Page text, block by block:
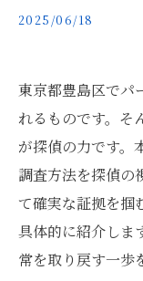
2025/06/18
東京都豊島区でパ
れるものです。そ
が探偵の力です。
調査方法を探偵の
て確実な証拠を掴
具体的に紹介しま
常を取り戻す一歩